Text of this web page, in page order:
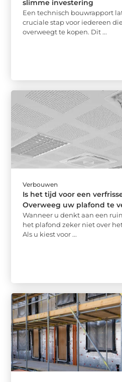
slimme investering
Een technisch bouwrapport
cruciale stap voor iedereen
overweegt te kopen. Dit ...
Verbouwen
Is het tijd voor een
Overweeg uw plafond te
Wanneer u denkt aan een
het plafond zeker niet over
Als u kiest voor ...